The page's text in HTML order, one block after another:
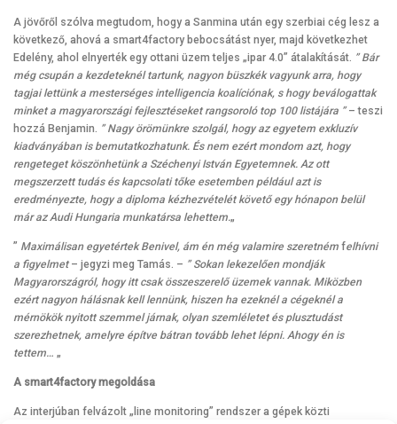
A jövőről szólva megtudom, hogy a Sanmina után egy szerbiai cég lesz a
következő, ahová a smart4factory bebocsátást nyer, majd következhet
Edelény, ahol elnyerték egy ottani üzem teljes „ipar 4.0” átalakítását. ” Bár
még csupán a kezdeteknél tartunk, nagyon büszkék vagyunk arra, hogy
tagjai lettünk a mesterséges intelligencia koalíciónak, s hogy beválogattak
minket a magyarországi fejlesztéseket rangsoroló top 100 listájára ”– teszi
hozzá Benjamin.
” Nagy örömünkre szolgál, hogy az egyetem exkluzív
kiadványában is bemutatkozhatunk. És nem ezért mondom azt, hogy
rengeteget köszönhetünk a Széchenyi István Egyetemnek. Az ott
megszerzett tudás és kapcsolati tőke esetemben például azt is
eredményezte, hogy a diploma kézhezvételét követő egy hónapon belül
már az Audi Hungaria munkatársa lehettem.„
” Maximálisan egyetértek Benivel, ám én még valamire szeretném felhívni
a figyelmet – jegyzi meg Tamás. – ” Sokan lekezelően mondják
Magyarországról, hogy itt csak összeszerelő üzemek vannak. Miközben
ezért nagyon hálásnak kell lennünk, hiszen ha ezeknél a cégeknél a
mérnökök nyitott szemmel járnak, olyan szemléletet és plusztudást
szerezhetnek, amelyre építve bátran tovább lehet lépni. Ahogy én is
tettem… „
A smart4factory megoldása
Az interjúban felvázolt „line monitoring” rendszer a gépek közti